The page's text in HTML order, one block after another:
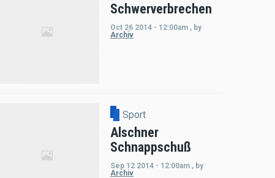
Schwerverbrechen
Oct 26 2014 - 12:00am , by
Archiv
Sport
Alschner
Schnappschuß
Sep 12 2014 - 12:00am , by
Archiv